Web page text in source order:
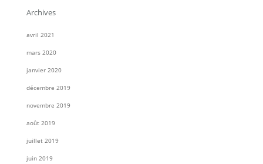
Archives
avril 2021
mars 2020
janvier 2020
décembre 2019
novembre 2019
août 2019
juillet 2019
juin 2019